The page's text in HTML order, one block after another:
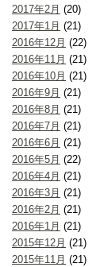
2017年2月 (20)
2017年1月 (21)
2016年12月 (22)
2016年11月 (21)
2016年10月 (21)
2016年9月 (21)
2016年8月 (21)
2016年7月 (21)
2016年6月 (21)
2016年5月 (22)
2016年4月 (21)
2016年3月 (21)
2016年2月 (21)
2016年1月 (21)
2015年12月 (21)
2015年11月 (21)